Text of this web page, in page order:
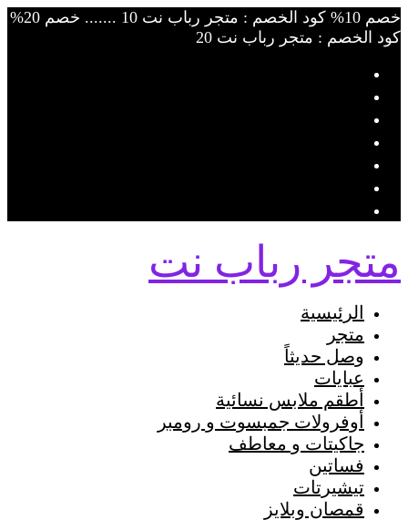
Skip
to
content
خصم 10% كود الخصم : متجر رباب نت 10 ....... خصم 20%
كود الخصم : متجر رباب نت 20
متجر رباب نت
الرئيسية
متجر
وصل حديثاً
عبايات
أطقم ملابس نسائية
أوفرولات جمبسوت و رومبر
جاكيتات و معاطف
فساتين
تيشيرتات
قمصان وبلايز